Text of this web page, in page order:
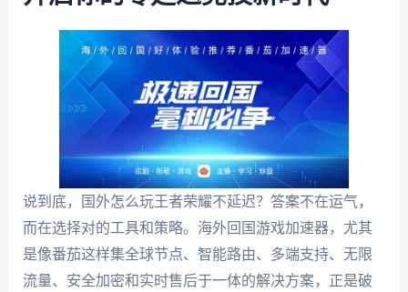
说到底，国外怎么玩王者荣耀不延迟？答案不在运气，
而在选择对的工具和策略。海外回国游戏加速器，尤其
是像番茄这样集全球节点、智能路由、多端支持、无限
流量、安全加密和实时售后于一体的解决方案，正是破